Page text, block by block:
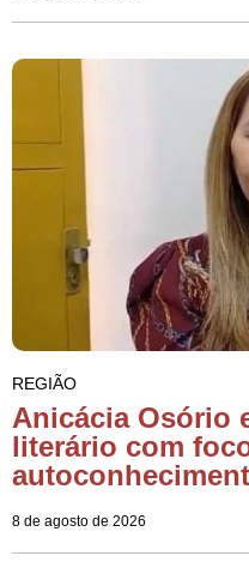
REGIÃO
Anicácia Osório
literário com
8 de agosto de 2026